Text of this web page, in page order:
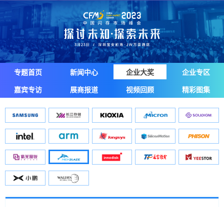
专题首页 新闻中心 企业大奖
企业专区
嘉宾专访
展商报道 视频回顾 精彩图集